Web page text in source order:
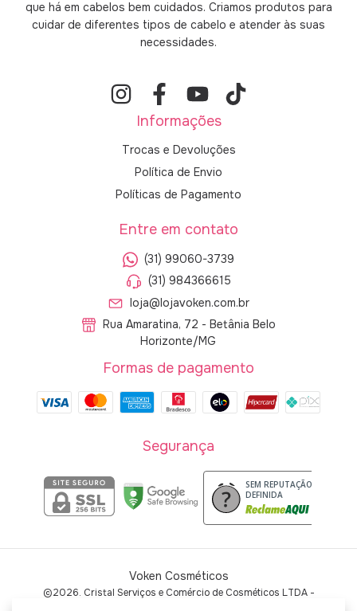
que há em cabelos bem cuidados. Criamos produtos para
cuidar de diferentes tipos de cabelo e atender às suas
necessidades.
Informações
Trocas e Devoluções
Política de Envio
Políticas de Pagamento
Entre em contato
(31) 99060-3739
(31) 984366615
loja@lojavoken.com.br
Rua Amaratina, 72 - Betânia Belo
Horizonte/MG
Formas de pagamento
Segurança
SEM REPUTAÇÃO
DEFINIDA
Voken Cosméticos
©2026. Cristal Serviços e Comércio de Cosméticos LTDA -